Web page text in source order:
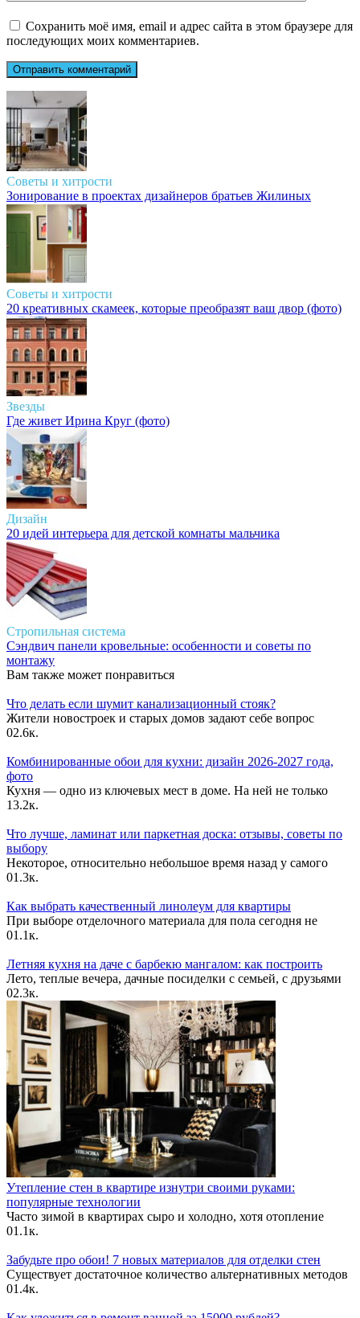
Сохранить моё имя, email и адрес сайта в этом браузере для
последующих моих комментариев.
Советы и хитрости
Зонирование в проектах дизайнеров братьев Жилиных
Советы и хитрости
20 креативных скамеек, которые преобразят ваш двор (фото)
Звезды
Где живет Ирина Круг (фото)
Дизайн
20 идей интерьера для детской комнаты мальчика
Стропильная система
Сэндвич панели кровельные: особенности и советы по
монтажу
Вам также может понравиться
Что делать если шумит канализационный стояк?
Жители новостроек и старых домов задают себе вопрос
02.6к.
Комбинированные обои для кухни: дизайн 2026-2027 года,
фото
Кухня — одно из ключевых мест в доме. На ней не только
13.2к.
Что лучше, ламинат или паркетная доска: отзывы, советы по
выбору
Некоторое, относительно небольшое время назад у самого
01.3к.
Как выбрать качественный линолеум для квартиры
При выборе отделочного материала для пола сегодня не
01.1к.
Летняя кухня на даче с барбекю мангалом: как построить
Лето, теплые вечера, дачные посиделки с семьей, с друзьями
02.3к.
Утепление стен в квартире изнутри своими руками:
популярные технологии
Часто зимой в квартирах сыро и холодно, хотя отопление
01.1к.
Забудьте про обои! 7 новых материалов для отделки стен
Существует достаточное количество альтернативных методов
01.4к.